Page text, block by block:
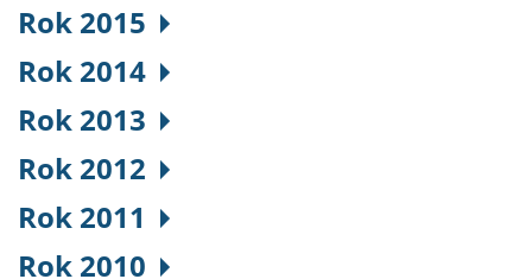
Rok 2015
Rok 2014
Rok 2013
Rok 2012
Rok 2011
Rok 2010